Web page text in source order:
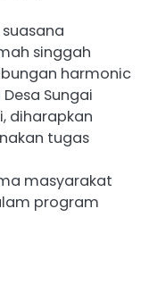
singgah
harmonic
Sungai
diharapkan
tugas
masyarakat
program